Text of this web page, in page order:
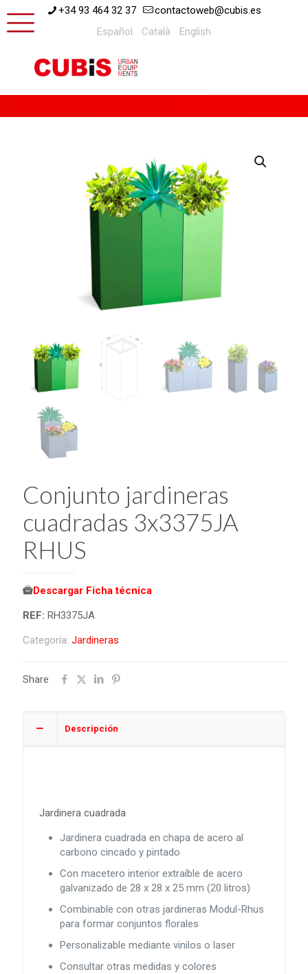
+34 93 464 32 37
contactoweb@cubis.es
Español
Català English
Conjunto jardineras
cuadradas 3x3375JA
RHUS
Descargar Ficha técnica
REF: RH3375JA
Categoría: Jardineras
Share
Descripción
Jardinera cuadrada
Jardinera cuadrada en chapa de acero al
carbono cincado y pintado
Con macetero interior extraíble de acero
galvanizado de 28 x 28 x 25 mm (20 litros)
Combinable con otras jardineras Modul-Rhus
para formar conjuntos florales
Personalizable mediante vinilos o laser
Consultar otras medidas y colores